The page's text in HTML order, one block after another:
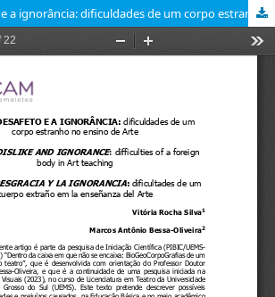
Entre o desafeto e a ignorância: dificuldades de um corpo estranho no ensino de Arte